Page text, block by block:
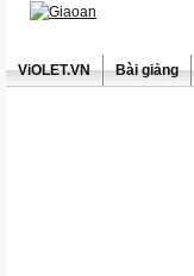
ViOLET.VN Bài giảng